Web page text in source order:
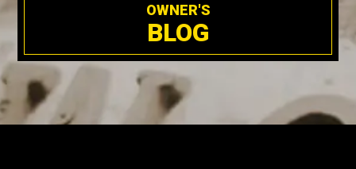
OWNER'S
BLOG